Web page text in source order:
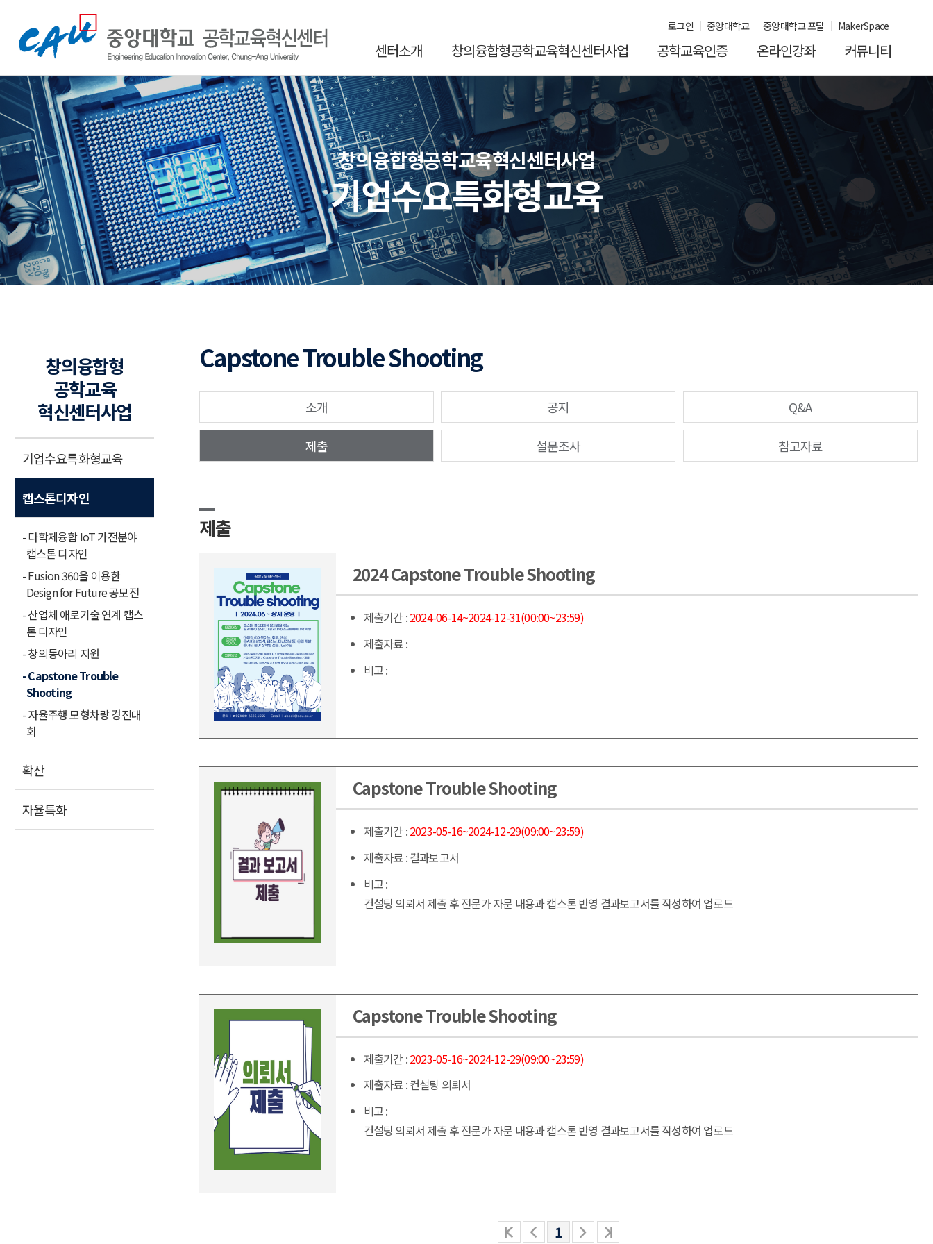
중
앙
학
교
공
학
육
혁
신
센
터
로그인 중앙대학교 중앙대학교 포탈 MakerSpace
센터소개 창의융합형공학교육혁신센터사업 공학교육인증 온라인강좌 커뮤니티
창의융합형공학교육혁신센터사업
기업수요특화형교육
창의융합형
공학교육
혁신센터사업
기업수요특화형교육
캡스톤디자인
- 다학제융합 IoT 가전분야
캡스톤 디자인
- Fusion 360을 이용한
Design for Future 공모전
- 산업체 애로기술 연계 캡스
톤 디자인
- 창의동아리 지원
- Capstone Trouble
Shooting
- 자율주행 모형차량 경진대
회
확산
자율특화
Capstone Trouble Shooting
소개 공지 Q&A
제출 설문조사 참고자료
제출
2024 Capstone Trouble Shooting
제출기간 :2024-06-14~2024-12-31(00:00~23:59)
제출자료 :
비고 :
Capstone Trouble Shooting
제출기간 :2023-05-16~2024-12-29(09:00~23:59)
제출자료 :결과보고서
비고 :
컨설팅 의뢰서 제출 후 전문가 자문 내용과 캡스톤 반영 결과보고서를 작성하여 업로드
Capstone Trouble Shooting
제출기간 :2023-05-16~2024-12-29(09:00~23:59)
제출자료 :컨설팅 의뢰서
비고 :
컨설팅 의뢰서 제출 후 전문가 자문 내용과 캡스톤 반영 결과보고서를 작성하여 업로드
1